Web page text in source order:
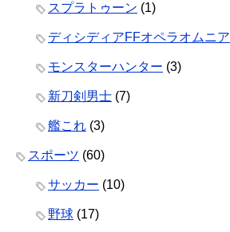
スプラトゥーン (1)
ディシディアFFオペラオムニア
モンスターハンター (3)
新刀剣男士 (7)
艦これ (3)
スポーツ (60)
サッカー (10)
野球 (17)